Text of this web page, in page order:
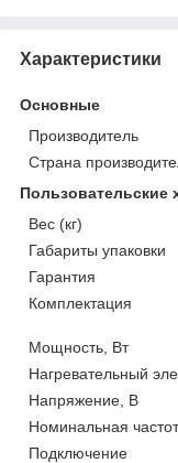
Характеристики
Основные
Производитель
Страна
Пользовательские
Вес (кг)
Габариты упаковки
Гарантия
Комплектация
Мощность, Вт
Нагревательный
Напряжение, В
Номинальная
Подключение